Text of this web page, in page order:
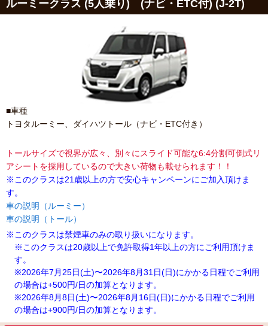
ルーミークラス (5人乗り) (ナビ・ETC付) (J-2T)
■車種
トヨタルーミー、ダイハツトール（ナビ・ETC付き）
トールサイズで視界が広々、別々にスライド可能な6:4分割可倒式リ
アシートを採用しているので大きい荷物も載せられます！！
※このクラスは21歳以上の方で安心キャンペーンにご加入頂けま
す。
車の説明（ルーミー）
車の説明（トール）
※このクラスは禁煙車のみの取り扱いになります。
※このクラスは20歳以上で免許取得1年以上の方にご利用頂けま
す。
※2026年7月25日(土)〜2026年8月31日(日)にかかる日程でご利用
の場合は+500円/日の加算となります。
※2026年8月8日(土)〜2026年8月16日(日)にかかる日程でご利用
の場合は+900円/日の加算となります。